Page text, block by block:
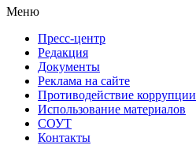
Меню
Пресс-центр
Редакция
Документы
Реклама на сайте
Противодействие коррупции
Использование материалов
СОУТ
Контакты